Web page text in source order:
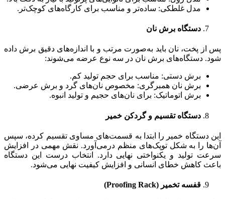
مدل غلطکی: ساده‌تر و مناسب برای کارگاه‌های کوچک‌تر.
دستگاه برش نان
پس از پخت، نان باید به‌صورت مرتب و با اندازه‌های دقیق برش داده
شود. دستگاه‌های برش نان در سه نوع عرضه می‌شوند:
برش دستی: مناسب برای حجم تولید کم.
برش نان همبرگری: مخصوص نان‌های گرد و برش عرضی.
برش اتوماتیک: برای نان‌های حجیم و تولید انبوه.
دستگاه تقسیم و گردکن خمیر
این دستگاه خمیر را ابتدا به قسمت‌های مساوی تقسیم کرده، سپس
آن‌ها را به شکل توپک‌های منظم درمی‌آورد. نقش مهمی در افزایش
سرعت تولید و یکنواختی نهایی دارد. انتخاب درست این دستگاه
باعث کاهش خطای انسانی و افزایش کیفیت نهایی می‌شود.
قفسه تخمیر (Proofing Rack)